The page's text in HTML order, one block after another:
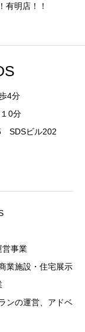
有明店！！
4分
0分
SDSビル202
営事業
業施設・住宅展示
ンの運営、アドベ